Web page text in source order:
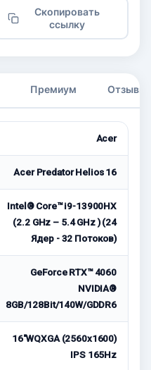
Скопировать
ссылку
Премиум Отзывы
Acer
Acer Predator Helios 16
Intel® Core™ i9-13900HX
(2.2 GHz – 5.4 GHz ) (24
Ядер - 32 Потоков)
GeForce RTX™ 4060
NVIDIA®
8GB/128Bit/140W/GDDR6
16"WQXGA (2560x1600)
IPS 165Hz